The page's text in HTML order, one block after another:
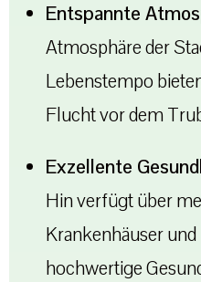
Entspannte
Atmosphäre der
Lebenstempo
Flucht vor dem
Exzellente
Hin verfügt über
Krankenhäuser
hochwertige